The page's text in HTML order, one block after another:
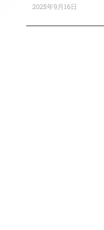
2025年9月16日